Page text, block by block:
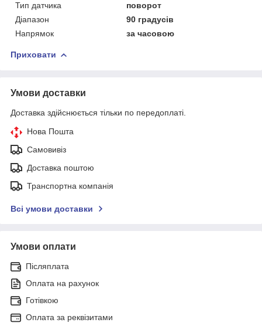
Тип датчика
поворот
Діапазон
90 градусів
Напрямок
за часовою
Приховати
Умови доставки
Доставка здійснюється тільки по передоплаті.
Нова Пошта
Самовивіз
Доставка поштою
Транспортна компанія
Всі умови доставки
Умови оплати
Післяплата
Оплата на рахунок
Готівкою
Оплата за реквізитами